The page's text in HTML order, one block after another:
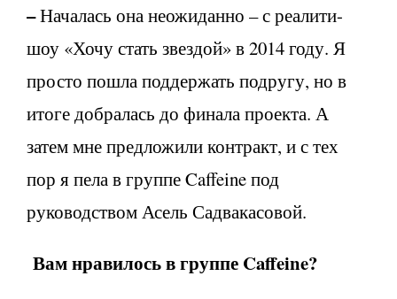
–Началась она неожиданно – с реалити-
шоу «Хочу стать звездой» в 2014 году. Я
просто пошла поддержать подругу, но в
итоге добралась до финала проекта. А
затем мне предложили контракт, и с тех
пор я пела в группе Caffeine под
руководством Асель Садвакасовой.
Вам нравилось в группе Caffeine?